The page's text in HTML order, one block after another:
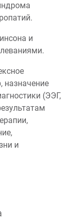
и
назначение
(ЭЭГ,
и